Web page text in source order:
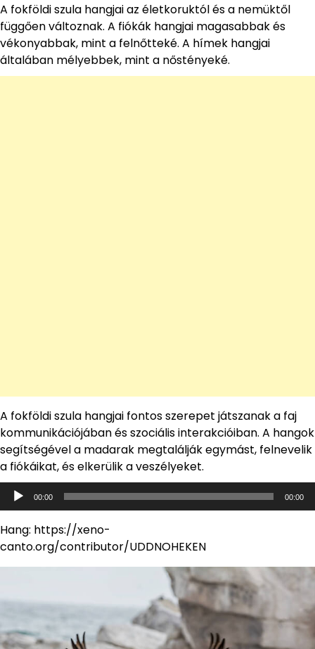
A fokföldi szula hangjai az életkoruktól és a nemüktől
függően változnak. A fiókák hangjai magasabbak és
vékonyabbak, mint a felnőtteké. A hímek hangjai
általában mélyebbek, mint a nőstényeké.
A fokföldi szula hangjai fontos szerepet játszanak a faj
kommunikációjában és szociális interakcióiban. A hangok
segítségével a madarak megtalálják egymást, felnevelik
a fiókáikat, és elkerülik a veszélyeket.
Audió
lejátszó
00:00 00:00
Hang: https://xeno-
canto.org/contributor/UDDNOHEKEN